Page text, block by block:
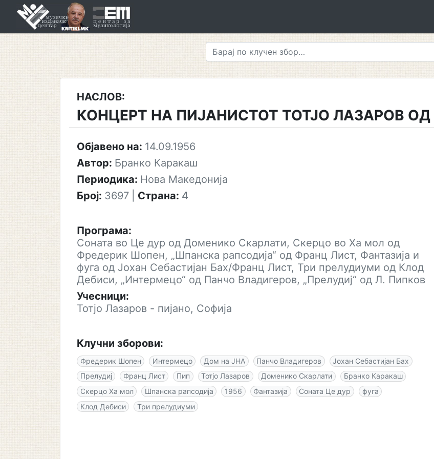
НАСЛОВ:
КОНЦЕРТ НА ПИЈАНИСТОТ ТОТЈО ЛАЗАРОВ
Објавено на: 14.09.1956
Автор: Бранко Каракаш
Периодика: Нова Македонија
Број: 3697 Страна: 4
Програма:
Соната во Це дур од Доменико Скарлати, Скерцо во Ха мол од
Фредерик Шопен, „Шпанска рапсодија“ од Франц Лист, Фантазија и
фуга од Јохан Себастијан Бах/Франц Лист, Три прелудиуми од Клод
Дебиси, „Интермецо“ од Панчо Владигеров, „Прелудиј“ од Л. Пипков
Учесници:
Тотјо Лазаров - пијано, Софија
Клучни зборови:
Фредерик Шопен Интермецо Дом на ЈНА Панчо Владигеров
Јохан Себастијан Бах
Прелудиј
Франц Лист Пип Тотјо Лазаров Доменико Скарлати
Бранко Каракаш
Скерцо Ха мол
Шпанска рапсодија 1956 Фантазија Соната Це дур
фуга
Клод Дебиси
Три прелудиуми